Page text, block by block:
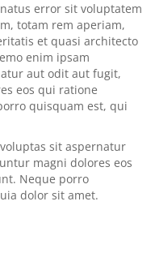
error sit voluptatem
totam rem aperiam,
et quasi architecto
enim ipsam
aut odit aut fugit,
eos qui ratione
quisquam est, qui
sit aspernatur
magni dolores eos
Neque porro
dolor sit amet.